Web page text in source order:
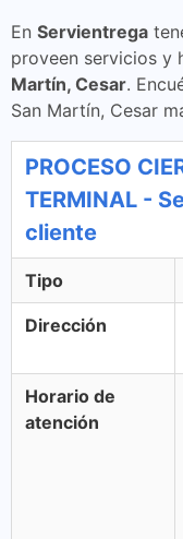
En Servientrega
proveen servicios y
Martín, Cesar.
San Martín, Cesar
PROCESO
TERMINAL -
cliente
Tipo
Dirección
Horario de
atención